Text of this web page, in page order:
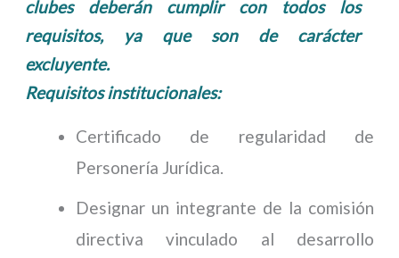
clubes deberán cumplir con todos los
requisitos, ya que son de carácter
excluyente.
Requisitos institucionales:
Certificado de regularidad de
Personería Jurídica.
Designar un integrante de la comisión
directiva vinculado al desarrollo